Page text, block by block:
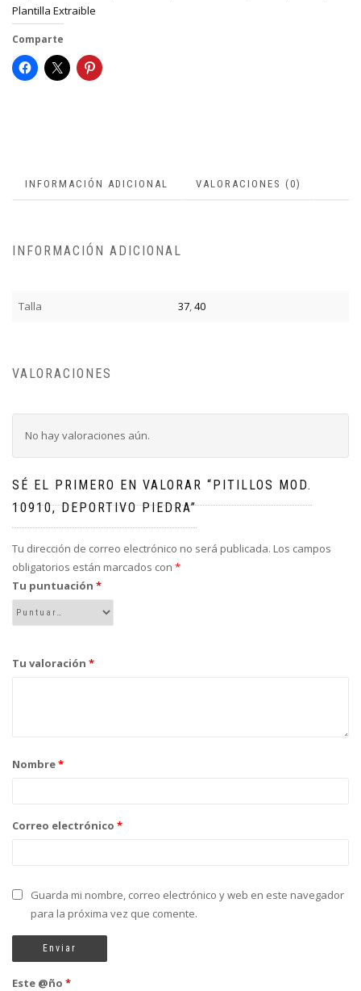
Plantilla Extraible
Comparte
INFORMACIÓN ADICIONAL VALORACIONES (0)
INFORMACIÓN ADICIONAL
Talla 37,40
VALORACIONES
No hay valoraciones aún.
SÉ EL PRIMERO EN VALORAR “PITILLOS MOD.
10910, DEPORTIVO PIEDRA”
Tu dirección de correo electrónico no será publicada. Los campos
obligatorios están marcados con *
Tu puntuación *
Tu valoración *
Nombre*
Correo electrónico *
Guarda mi nombre, correo electrónico y web en este navegador
para la próxima vez que comente.
Este @ño *